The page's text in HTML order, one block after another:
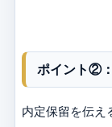
ポイント②
内定保留を伝え